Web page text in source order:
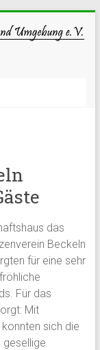
das
Beckeln
für eine sehr
Für das
Mit
sich die
gesellige